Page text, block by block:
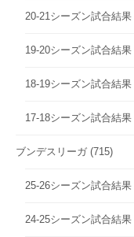
20-21シーズン試合結果
19-20シーズン試合結果
18-19シーズン試合結果
17-18シーズン試合結果
ブンデスリーガ (715)
25-26シーズン試合結果
24-25シーズン試合結果